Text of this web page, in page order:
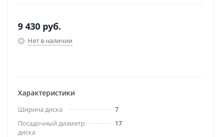
9 430 руб.
Нет в наличии
Характеристики
Ширина диска
7
Посадочный диаметр
диска
17